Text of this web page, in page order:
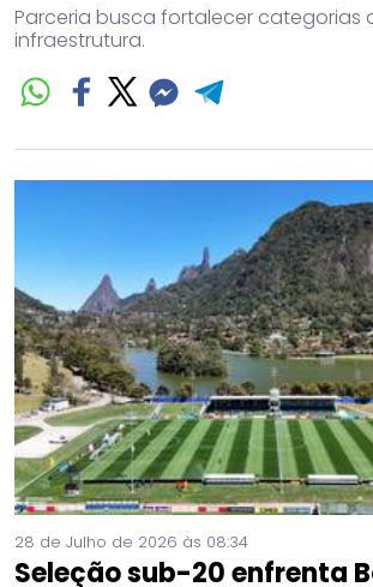
Parceria busca fortalecer categorias
infraestrutura.
28 de Julho de 2026 às 08:34
Seleção sub-20 enfrenta